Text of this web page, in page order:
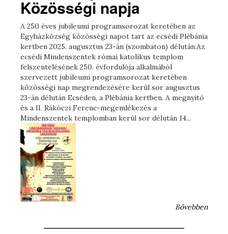
Közösségi napja
A 250 éves jubileumi programsorozat keretében az
Egyházközség közösségi napot tart az ecsédi Plébánia
kertben 2025. augusztus 23-án (szombaton) délután.Az
ecsédi Mindenszentek római katolikus templom
felszentelésének 250. évfordulója alkalmából
szervezett jubileumi programsorozat keretében
közösségi nap megrendezésére kerül sor augusztus
23-án délután Ecséden, a Plébánia kertben. A megnyitó
és a II. Rákóczi Ferenc-megemlékezés a
Mindenszentek templomban kerül sor délután 14...
Bővebben